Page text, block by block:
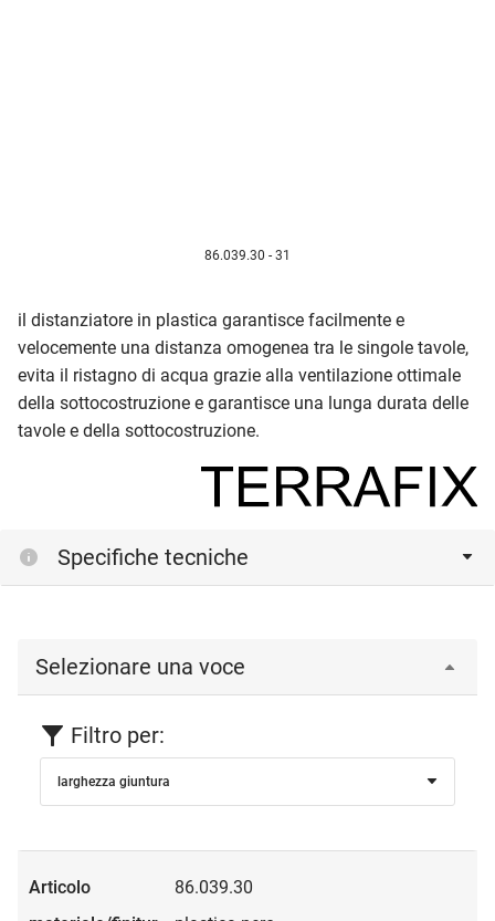
86.039.30 - 31
il distanziatore in plastica garantisce facilmente e
velocemente una distanza omogenea tra le singole tavole,
evita il ristagno di acqua grazie alla ventilazione ottimale
della sottocostruzione e garantisce una lunga durata delle
tavole e della sottocostruzione.
Specifiche tecniche
Selezionare una voce
Filtro per:
larghezza giuntura
86.039.30